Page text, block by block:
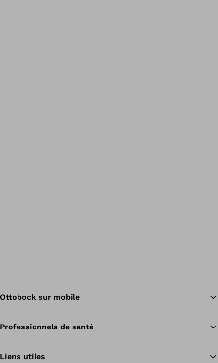
Ottobock sur mobile
Professionnels de santé
Liens utiles